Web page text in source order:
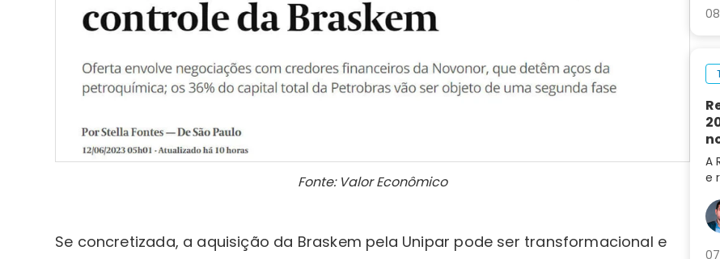
Fonte: Valor Econômico
Se concretizada, a aquisição da Braskem pela Unipar pode ser transformacional e
A
e